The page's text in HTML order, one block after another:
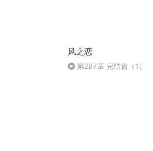
风之恋
第287章 完结篇（1）